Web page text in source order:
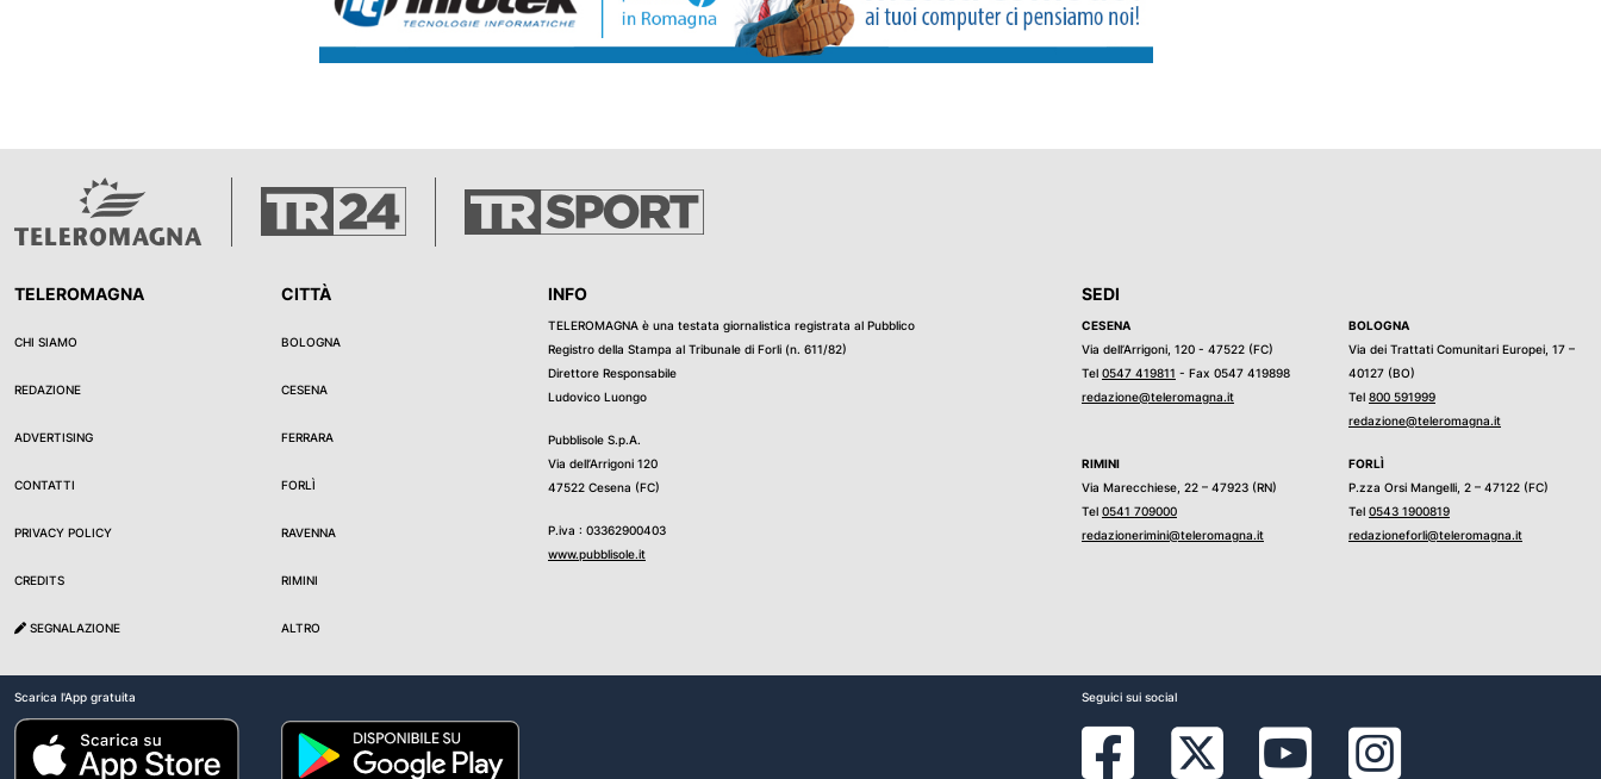
TELEROMAGNA
CHI SIAMO
REDAZIONE
ADVERTISING
CONTATTI
PRIVACY POLICY
CREDITS
SEGNALAZIONE
CITTÀ
BOLOGNA
CESENA
FERRARA
FORLÌ
RAVENNA
RIMINI
ALTRO
INFO
TELEROMAGNA è una testata giornalistica registrata al Pubblico
Registro della Stampa al Tribunale di Forli (n. 611/82)
Direttore Responsabile
Ludovico Luongo
Pubblisole S.p.A.
Via dell’Arrigoni 120
47522 Cesena (FC)
P.iva : 03362900403
www.pubblisole.it
SEDI
CESENA
Via dell’Arrigoni, 120 - 47522 (FC)
Tel 0547 419811 - Fax 0547 419898
redazione@teleromagna.it
BOLOGNA
Via dei Trattati Comunitari Europei, 17 –
40127 (BO)
Tel 800 591999
redazione@teleromagna.it
RIMINI
Via Marecchiese, 22 – 47923 (RN)
Tel 0541 709000
redazionerimini@teleromagna.it
FORLÌ
P.zza Orsi Mangelli, 2 – 47122 (FC)
Tel 0543 1900819
redazioneforli@teleromagna.it
Scarica l'App gratuita Seguici sui social